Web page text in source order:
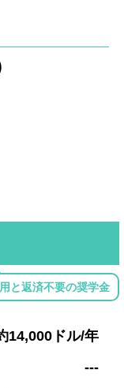
と返済不要の奨学金
14,000ドル/年
---